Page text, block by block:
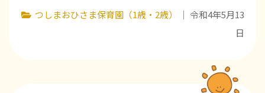
つしまおひさま保育園（1歳・2歳）
｜ 令和4年5月13
日